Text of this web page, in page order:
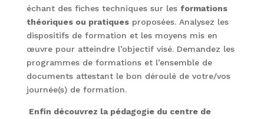
échant des fiches techniques sur les formations
théoriques ou pratiquesproposées. Analysez les
dispositifs de formation et les moyens mis en
œuvre pour atteindre l’objectif visé. Demandez les
programmes de formations et l’ensemble de
documents attestant le bon déroulé de votre/vos
journée(s) de formation.
Enfin découvrez la pédagogie du centre de